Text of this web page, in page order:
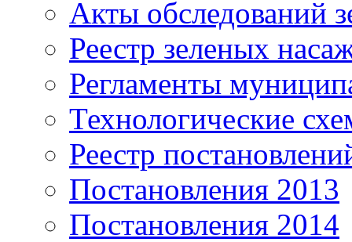
Акты обследований
Реестр зеленых
Регламенты
Технологические
Реестр
Постановления 2013
Постановления 2014